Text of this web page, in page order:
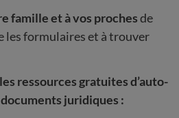
famille et à vos prochesde
les formulaires et à trouver
ressources gratuites d’auto-
juridiques :